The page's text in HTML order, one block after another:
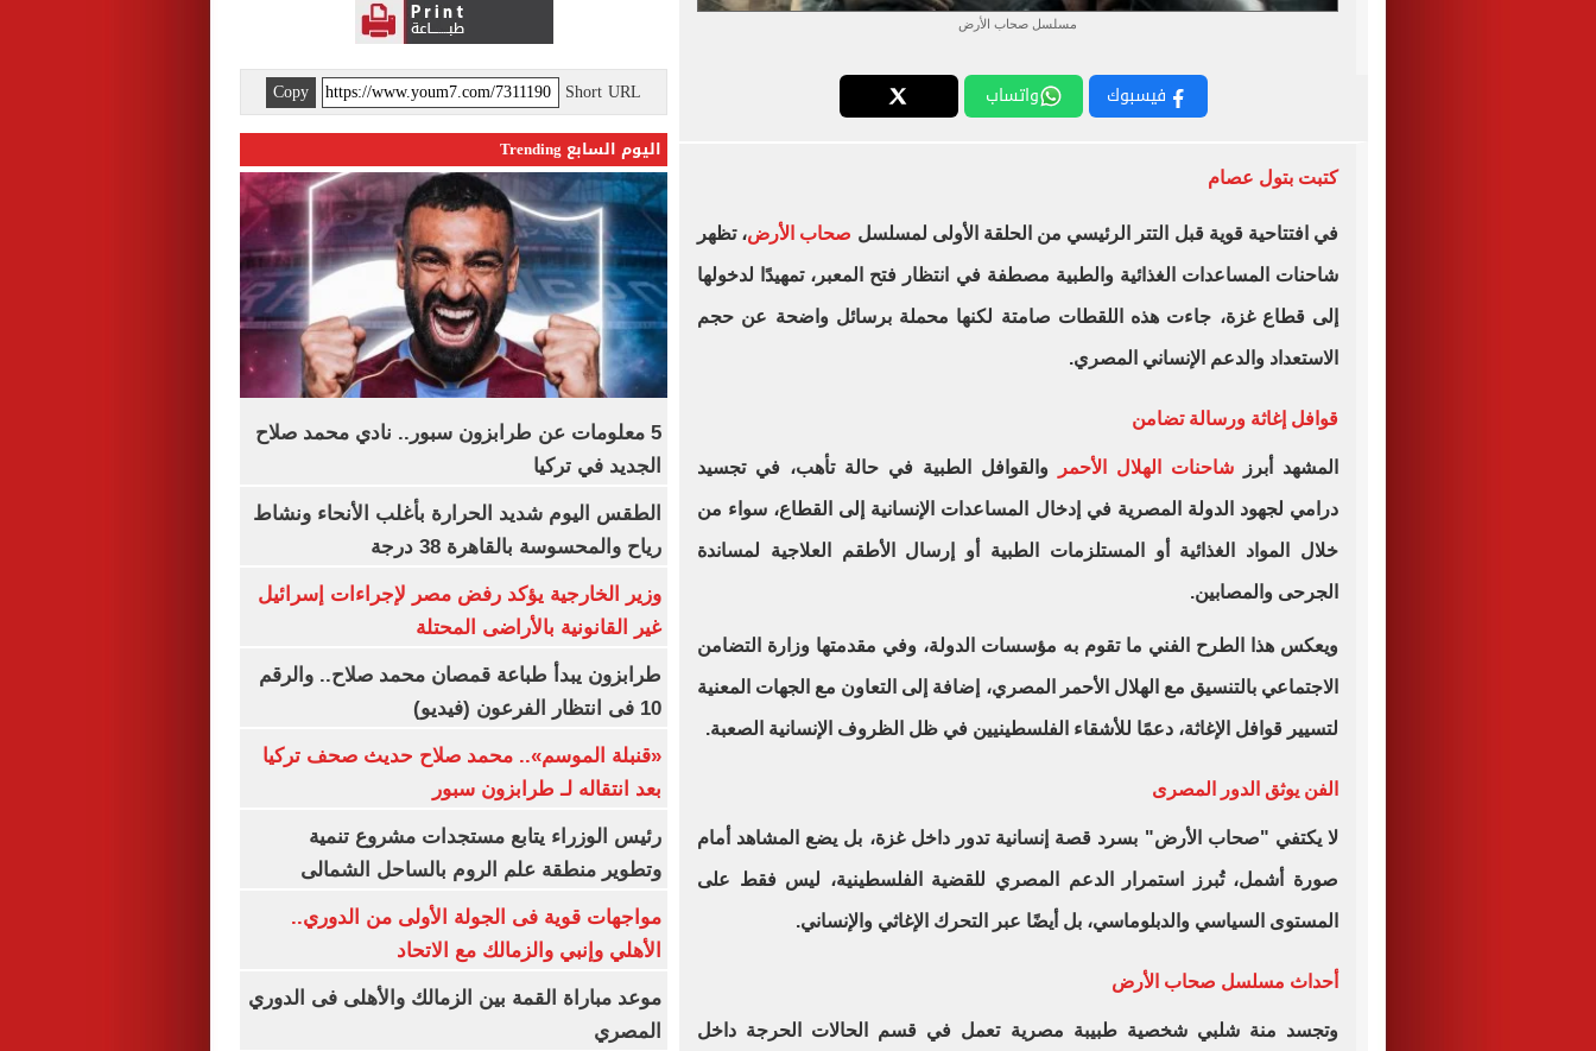
مسلسل صحاب الأرض
فيسبوك واتساب
كتبت بتول عصام
في افتتاحية قوية قبل التتر الرئيسي من الحلقة الأولى لمسلسل صحاب الأرض، تظهر
شاحنات المساعدات الغذائية والطبية مصطفة في انتظار فتح المعبر، تمهيدًا لدخولها
إلى قطاع غزة، جاءت هذه اللقطات صامتة لكنها محملة برسائل واضحة عن حجم
الاستعداد والدعم الإنساني المصري.
قوافل إغاثة ورسالة تضامن
المشهد أبرز شاحنات الهلال الأحمر والقوافل الطبية في حالة تأهب، في تجسيد
درامي لجهود الدولة المصرية في إدخال المساعدات الإنسانية إلى القطاع، سواء من
خلال المواد الغذائية أو المستلزمات الطبية أو إرسال الأطقم العلاجية لمساندة
الجرحى والمصابين.
ويعكس هذا الطرح الفني ما تقوم به مؤسسات الدولة، وفي مقدمتها وزارة التضامن
الاجتماعي بالتنسيق مع الهلال الأحمر المصري، إضافة إلى التعاون مع الجهات المعنية
لتسيير قوافل الإغاثة، دعمًا للأشقاء الفلسطينيين في ظل الظروف الإنسانية الصعبة.
الفن يوثق الدور المصرى
لا يكتفي "صحاب الأرض" بسرد قصة إنسانية تدور داخل غزة، بل يضع المشاهد أمام
صورة أشمل، تُبرز استمرار الدعم المصري للقضية الفلسطينية، ليس فقط على
المستوى السياسي والدبلوماسي، بل أيضًا عبر التحرك الإغاثي والإنساني.
أحداث مسلسل صحاب الأرض
وتجسد منة شلبي شخصية طبيبة مصرية تعمل في قسم الحالات الحرجة داخل
Short URL
Copy
اليوم السابع Trending
5 معلومات عن طرابزون سبور.. نادي محمد صلاح
الجديد في تركيا
الطقس اليوم شديد الحرارة بأغلب الأنحاء ونشاط
رياح والمحسوسة بالقاهرة 38 درجة
وزير الخارجية يؤكد رفض مصر لإجراءات إسرائيل
غير القانونية بالأراضى المحتلة
طرابزون يبدأ طباعة قمصان محمد صلاح.. والرقم
10 فى انتظار الفرعون (فيديو)
«قنبلة الموسم».. محمد صلاح حديث صحف تركيا
بعد انتقاله لـ طرابزون سبور
رئيس الوزراء يتابع مستجدات مشروع تنمية
وتطوير منطقة علم الروم بالساحل الشمالى
مواجهات قوية فى الجولة الأولى من الدوري..
الأهلي وإنبي والزمالك مع الاتحاد
موعد مباراة القمة بين الزمالك والأهلى فى الدوري
المصري